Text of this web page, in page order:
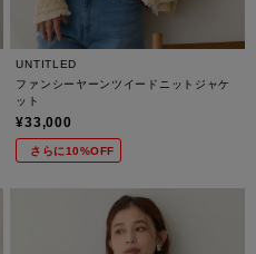
UNTITLED
ファンシーヤーンツイードニットジャケ
ット
¥33,000
さらに10%OFF